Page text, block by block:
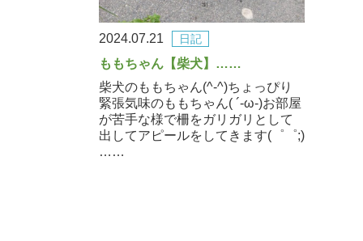
2024.07.21 日記
ももちゃん【柴犬】……
柴犬のももちゃん(^-^)ちょっぴり
緊張気味のももちゃん( ´-ω-)お部屋
が苦手な様で柵をガリガリとして
出してアピールをしてきます(゜゜;)
……